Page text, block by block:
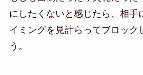
にしたくないと感じたら、相手
イミングを見計らってブロック
う。